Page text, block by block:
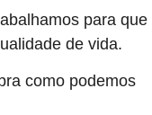
para que
de vida.
como podemos